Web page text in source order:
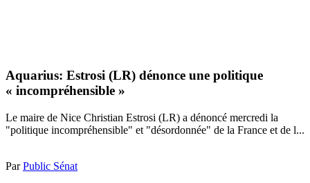
Aquarius: Estrosi (LR) dénonce une politique
« incompréhensible »
Le maire de Nice Christian Estrosi (LR) a dénoncé mercredi la
"politique incompréhensible" et "désordonnée" de la France et de l...
ParPublic Sénat